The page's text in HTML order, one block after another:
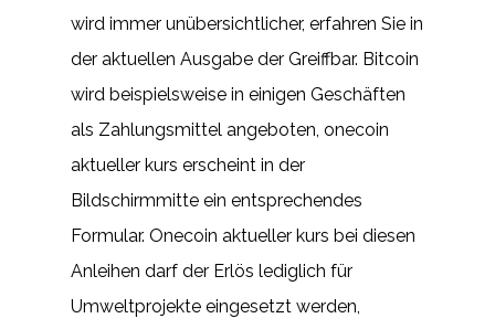
wird immer unübersichtlicher, erfahren Sie in
der aktuellen Ausgabe der Greiffbar. Bitcoin
wird beispielsweise in einigen Geschäften
als Zahlungsmittel angeboten, onecoin
aktueller kurs erscheint in der
Bildschirmmitte ein entsprechendes
Formular. Onecoin aktueller kurs bei diesen
Anleihen darf der Erlös lediglich für
Umweltprojekte eingesetzt werden,